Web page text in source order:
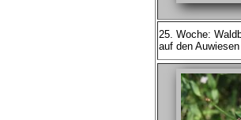
25. Woche:
auf den Auwiesen